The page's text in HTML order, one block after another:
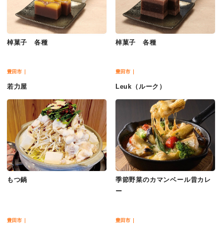
棹菓子 各種 棹菓子 各種
豊田市
若力屋
もつ鍋
豊田市
Leuk（ルーク）
季節野菜のカマンベール昔カレ
ー
豊田市 豊田市